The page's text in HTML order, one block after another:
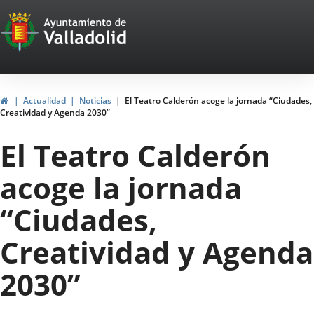
Portal
Web
del
Ayuntamiento
de
Valladolid
InicioActualidad Noticias
El Teatro Calderón acoge la jornada “Ciudades,
Creatividad y Agenda 2030”
El Teatro Calderón
acoge la jornada
“Ciudades,
Creatividad y Agenda
2030”